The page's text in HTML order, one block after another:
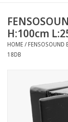
Verlichting
H:100cm
HOME /
18DB